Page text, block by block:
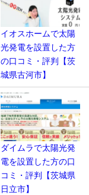
イオスホームで太陽
光発電を設置した方
の口コミ・評判【茨
城県古河市】
ダイムラで太陽光発
電を設置した方の口
コミ・評判【茨城県
日立市】